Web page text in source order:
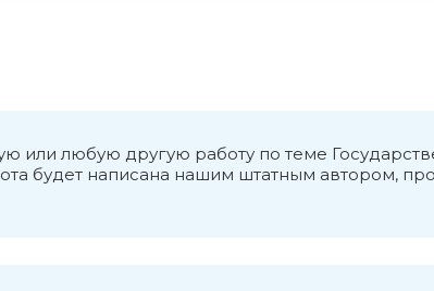
не включаемых в бюджет кое-каких
самостоятельности в соответствии с
источникам и механизмам
или любую другую работу по теме
будет написана нашим штатным автором,